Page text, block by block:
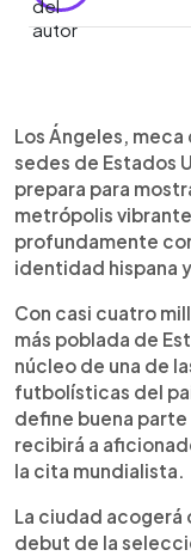
Los Ángeles
Estados
partidos,
estadounidense
ciudad
marcada por la
hispana y la
destacan el
Griffith, Santa
Center. Su
trucks, tacos,
pantallas
gratuitas.
Los Ángeles,
sedes de Estados
prepara para
metrópolis
profundamente
identidad hispana
Con casi cuatro
más poblada de
núcleo de una de
futbolísticas del
define buena
recibirá a
la cita mundialista.
La ciudad
debut de la